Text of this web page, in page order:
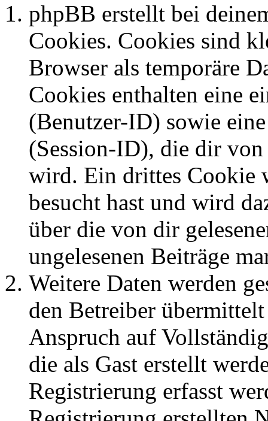
phpBB erstellt bei
Cookies. Cookies sind
Browser als temporäre
Cookies enthalten eine
(Benutzer-ID) sowie
(Session-ID), die dir
wird. Ein drittes Cookie
besucht hast und wird
über die von dir
ungelesenen Beiträge
Weitere Daten werden
den Betreiber
Anspruch auf
die als Gast erstellt
Registrierung erfasst